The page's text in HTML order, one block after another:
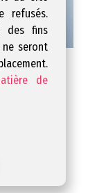
refusés.
des fins
seront
de